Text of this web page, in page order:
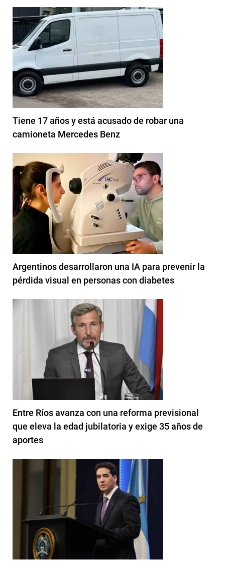
Tiene 17 años y está acusado de robar una
camioneta Mercedes Benz
Argentinos desarrollaron una IA para prevenir la
pérdida visual en personas con diabetes
Entre Ríos avanza con una reforma previsional
que eleva la edad jubilatoria y exige 35 años de
aportes